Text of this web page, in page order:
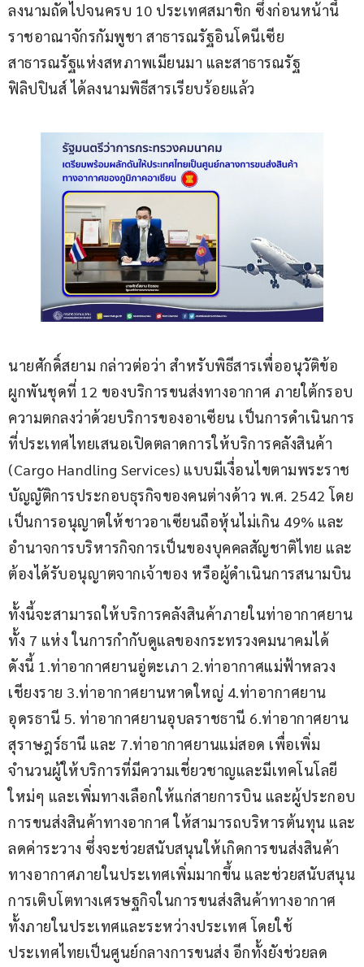
ลงนามถัดไปจนครบ 10 ประเทศสมาชิก ซึ่งก่อนหน้านี้
ราชอาณาจักรกัมพูชา สาธารณรัฐอินโดนีเซีย
สาธารณรัฐแห่งสหภาพเมียนมา และสาธารณรัฐ
ฟิลิปปินส์ ได้ลงนามพิธีสารเรียบร้อยแล้ว
นายศักดิ์สยาม กล่าวต่อว่า สำหรับพิธีสารเพื่ออนุวัติข้อ
ผูกพันชุดที่ 12 ของบริการขนส่งทางอากาศ ภายใต้กรอบ
ความตกลงว่าด้วยบริการของอาเซียน เป็นการดำเนินการ
ที่ประเทศไทยเสนอเปิดตลาดการให้บริการคลังสินค้า
(Cargo Handling Services) แบบมีเงื่อนไขตามพระราช
บัญญัติการประกอบธุรกิจของคนต่างด้าว พ.ศ. 2542 โดย
เป็นการอนุญาตให้ชาวอาเซียนถือหุ้นไม่เกิน 49% และ
อำนาจการบริหารกิจการเป็นของบุคคลสัญชาติไทย และ
ต้องได้รับอนุญาตจากเจ้าของ หรือผู้ดำเนินการสนามบิน
ทั้งนี้จะสามารถให้บริการคลังสินค้าภายในท่าอากาศยาน
ทั้ง 7 แห่ง ในการกำกับดูแลของกระทรวงคมนาคมได้
ดังนี้ 1.ท่าอากาศยานอู่ตะเภา 2.ท่าอากาศแม่ฟ้าหลวง
เชียงราย 3.ท่าอากาศยานหาดใหญ่ 4.ท่าอากาศยาน
อุดรธานี 5. ท่าอากาศยานอุบลราชธานี 6.ท่าอากาศยาน
สุราษฎร์ธานี และ 7.ท่าอากาศยานแม่สอด เพื่อเพิ่ม
จำนวนผู้ให้บริการที่มีความเชี่ยวชาญและมีเทคโนโลยี
ใหม่ๆ และเพิ่มทางเลือกให้แก่สายการบิน และผู้ประกอบ
การขนส่งสินค้าทางอากาศ ให้สามารถบริหารต้นทุน และ
ลดค่าระวาง ซึ่งจะช่วยสนับสนุนให้เกิดการขนส่งสินค้า
ทางอากาศภายในประเทศเพิ่มมากขึ้น และช่วยสนับสนุน
การเติบโตทางเศรษฐกิจในการขนส่งสินค้าทางอากาศ
ทั้งภายในประเทศและระหว่างประเทศ โดยใช้
ประเทศไทยเป็นศูนย์กลางการขนส่ง อีกทั้งยังช่วยลด